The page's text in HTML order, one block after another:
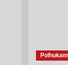
Polhukam